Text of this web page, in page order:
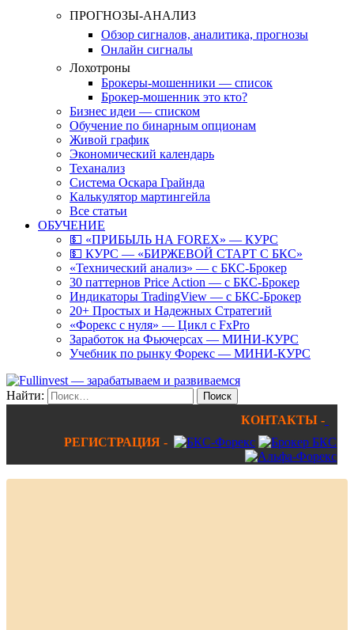
ПРОГНОЗЫ-АНАЛИЗ
Обзор сигналов, аналитика, прогнозы
Онлайн сигналы
Лохотроны
Брокеры-мошенники — список
Брокер-мошенник это кто?
Бизнес идеи — списком
Обучение по бинарным опционам
Живой график
Экономический календарь
Теханализ
Система Оскара Грайнда
Калькулятор мартингейла
Все статьи
ОБУЧЕНИЕ
💵 «ПРИБЫЛЬ НА FOREX» — КУРС
💵 КУРС — «БИРЖЕВОЙ СТАРТ С БКС»
«Технический анализ» — с БКС-Брокер
30 паттернов Price Action — с БКС-Брокер
Индикаторы TradingView — с БКС-Брокер
20+ Простых и Надежных Стратегий
«Форекс с нуля» — Цикл с FxPro
Заработок на Фьючерсах — МИНИ-КУРС
Учебник по рынку Форекс — МИНИ-КУРС
Найти:
КОНТАКТЫ -
РЕГИСТРАЦИЯ -